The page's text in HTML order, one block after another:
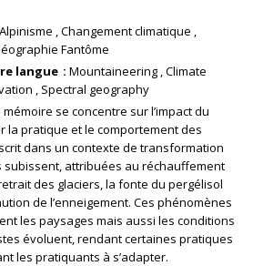
Alpinisme Changement climatique
Fantôme
langue
Mountaineering Climate
Spectral geography
mémoire se concentre sur l’impact du
la pratique et le comportement des
dans un contexte de transformation
attribuées au réchauffement
des glaciers, la fonte du pergélisol
de l’enneigement. Ces phénomènes
les paysages mais aussi les conditions
évoluent, rendant certaines pratiques
les pratiquants à s’adapter.